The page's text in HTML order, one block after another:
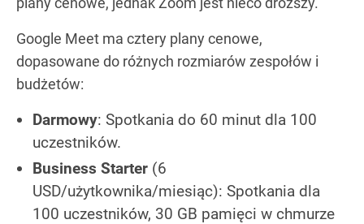
Google Meet ma cztery plany cenowe,
dopasowane do różnych rozmiarów zespołów i
budżetów:
Darmowy: Spotkania do 60 minut dla 100
uczestników.
Business Starter (6
USD/użytkownika/miesiąc): Spotkania dla
100 uczestników, 30 GB pamięci w chmurze